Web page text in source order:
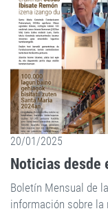
20/01/2025
Noticias
Boletín Mensual de
información sobre